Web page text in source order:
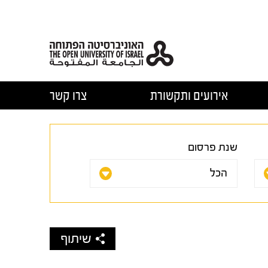
אירועים ותקשורת צרו קשר
שנת פרסום
שיתוף